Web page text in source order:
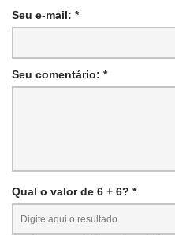
Seu e-mail: *
Seu comentário: *
Qual o valor de 6 + 6? *